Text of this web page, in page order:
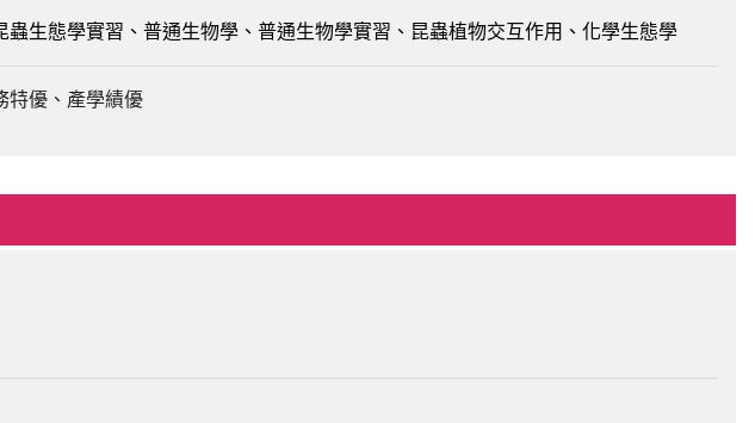
蟲生態學實習、普通生物學、普通生物學實習、昆蟲植物交互作用、化學生態學
特優、產學績優